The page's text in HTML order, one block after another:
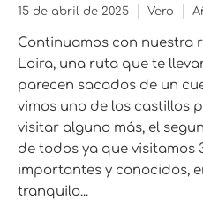
15 de abril de 2025 Vero
Continuamos con nuestra
Loira, una ruta que te
parecen sacados de un
vimos uno de los castillos
visitar alguno más, el
de todos ya que visitamos
importantes y conocidos,
tranquilo...